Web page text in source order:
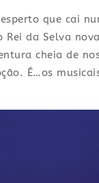
que cai
da Selva
cheia de
É…os